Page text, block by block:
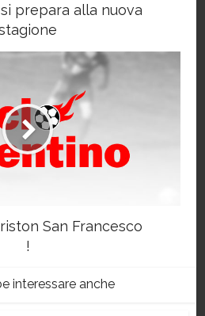
prepara alla nuova
San Francesco
!
interessare anche